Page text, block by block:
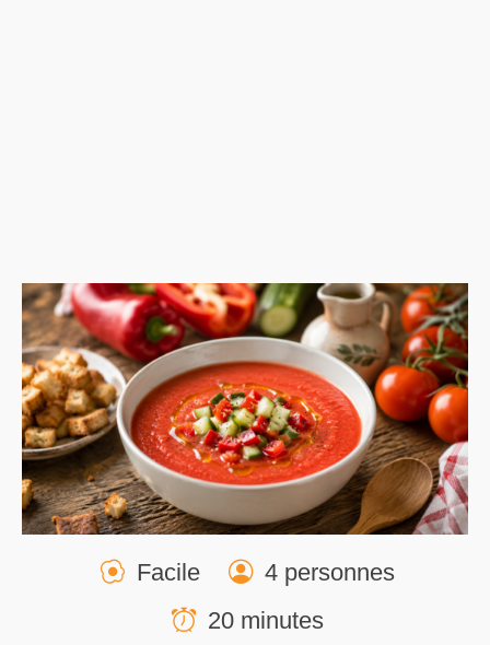
Facile
4 personnes
20 minutes